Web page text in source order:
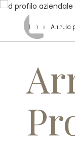
Home / Arredo